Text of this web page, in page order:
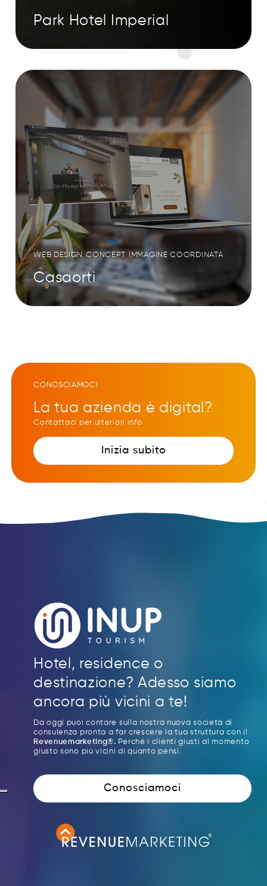
Park Hotel Imperial
WEB DESIGN CONCEPT IMMAGINE COORDINATA
Casaorti
CONOSCIAMOCI
La tua azienda è digital?
Contattaci per ulteriori info
Inizia subito
Hotel, residence o
destinazione? Adesso siamo
ancora più vicini a te!
Da oggi puoi contare sulla nostra nuova società di
consulenza pronta a far crescere la tua struttura con il
Revenuemarketing®. Perché i clienti giusti al momento
giusto sono più vicini di quanto pensi.
Conosciamoci